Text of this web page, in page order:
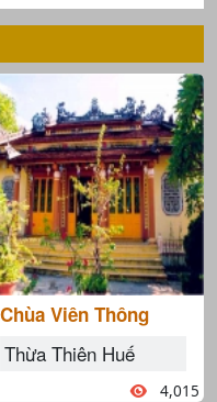
Chùa Viên Thông
Thừa Thiên Huế
4,015